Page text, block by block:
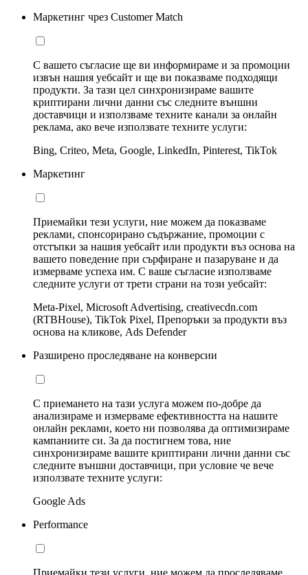
Маркетинг чрез Customer Match
С вашето съгласие ще ви информираме и за промоции
извън нашия уебсайт и ще ви показваме подходящи
продукти. За тази цел синхронизираме вашите
криптирани лични данни със следните външни
доставчици и използваме техните канали за онлайн
реклама, ако вече използвате техните услуги:
Bing, Criteo, Meta, Google, LinkedIn, Pinterest, TikTok
Маркетинг
Приемайки тези услуги, ние можем да показваме
реклами, спонсорирано съдържание, промоции с
отстъпки за нашия уебсайт или продукти въз основа на
вашето поведение при сърфиране и пазаруване и да
измерваме успеха им. С ваше съгласие използваме
следните услуги от трети страни на този уебсайт:
Meta-Pixel, Microsoft Advertising, creativecdn.com
(RTBHouse), TikTok Pixel, Препоръки за продукти въз
основа на кликове, Ads Defender
Разширено проследяване на конверсии
С приемането на тази услуга можем по-добре да
анализираме и измерваме ефективността на нашите
онлайн реклами, което ни позволява да оптимизираме
кампаниите си. За да постигнем това, ние
синхронизираме вашите криптирани лични данни със
следните външни доставчици, при условие че вече
използвате техните услуги:
Google Ads
Performance
Приемайки тези услуги, ние можем да проследяваме